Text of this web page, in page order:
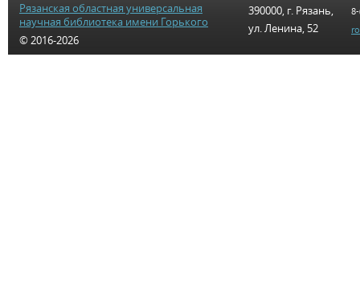
Рязанская областная универсальная
научная библиотека имени Горького
© 2016-2026
390000, г. Рязань,
ул. Ленина, 52